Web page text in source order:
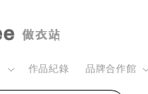
作品紀錄 品牌合作館